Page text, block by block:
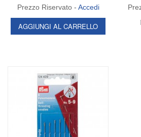
Prezzo Riservato - Accedi
AGGIUNGI AL CARRELLO